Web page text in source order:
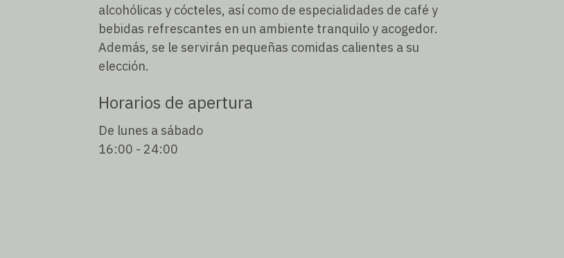
alcohólicas y cócteles, así como de especialidades de café y
bebidas refrescantes en un ambiente tranquilo y acogedor.
Además, se le servirán pequeñas comidas calientes a su
elección.
Horarios de apertura
De lunes a sábado
16:00 - 24:00